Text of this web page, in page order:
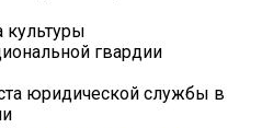
культуры
гвардии
юридической службы в